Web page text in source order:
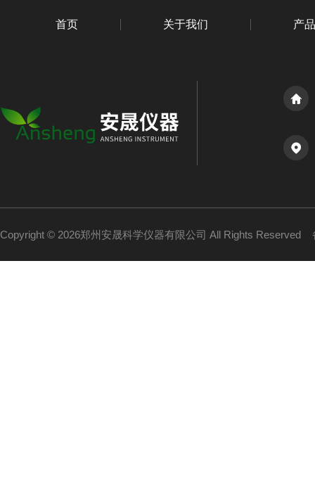
首页 关于我们 产
Copyright © 2026郑州安晟科学仪器有限公司 All Rights Reserved